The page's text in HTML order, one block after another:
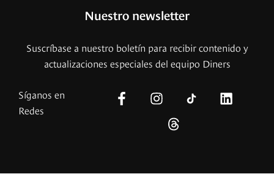
Nuestro newsletter
Suscríbase a nuestro boletín para recibir contenido y
actualizaciones especiales del equipo Diners
Síganos en
Redes